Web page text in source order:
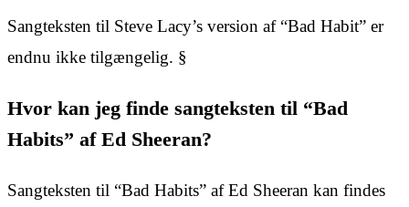
Sangteksten til Steve Lacy’s version af “Bad Habit” er
endnu ikke tilgængelig. §
Hvor kan jeg finde sangteksten til “Bad
Habits” af Ed Sheeran?
Sangteksten til “Bad Habits” af Ed Sheeran kan findes